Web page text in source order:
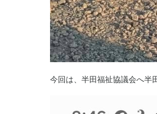
今回は、半田福祉協議会へ半